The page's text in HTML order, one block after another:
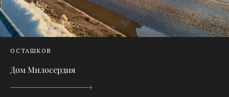
ОСТАШКОВ
Дом Милосердия